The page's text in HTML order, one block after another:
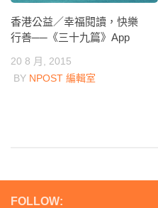
香港公益／幸福閱讀，快樂
行善──《三十九篇》App
20 8 月, 2015
BY NPOST 編輯室
FOLLOW: